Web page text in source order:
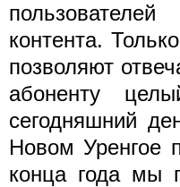
контента.
позволяют
абоненту
сегодняшний
Новом Уренгое
конца года мы